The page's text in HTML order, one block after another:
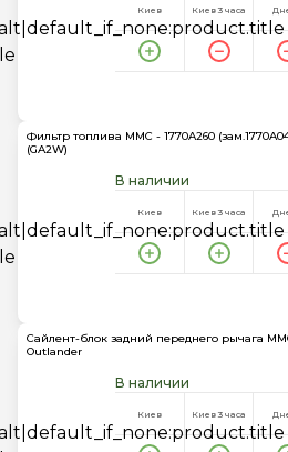
Киев Киев 3 часа
Фильтр топлива MMC - 1770A260
(GA2W)
В наличии
Киев Киев 3 часа
Сайлент-блок задний переднего рычага
Outlander
В наличии
Киев Киев 3 часа